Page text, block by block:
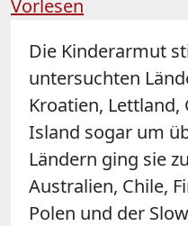
Vorlesen
Die Kinderarmut
untersuchten
Kroatien,
Island sogar um
Ländern ging sie
Australien, Chile,
Polen und der